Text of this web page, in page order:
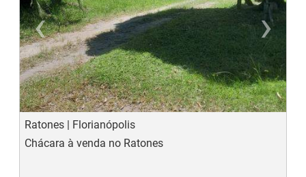
‹
Previous
›
Ratones | Florianópolis
Chácara à venda no Ratones